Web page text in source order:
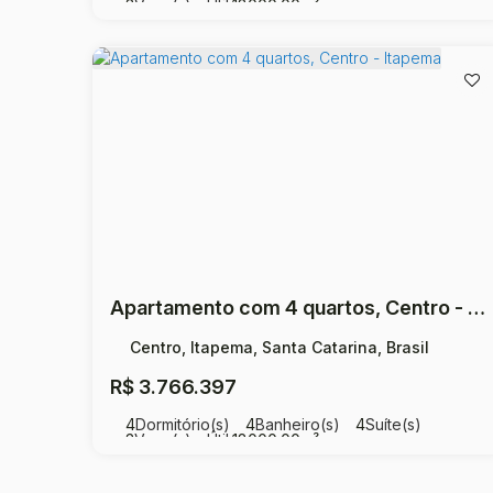
3Vaga(s) Útil: 18000 .00 m²
Apartamento com 4 quartos, Centro - Itapema
R$ 3.766.397
Centro, Itapema, Santa Catarina, Brasil
4Dormitório(s) 4Banheiro(s) 4Suíte(s)
3Vaga(s) Útil: 18000 .00 m²